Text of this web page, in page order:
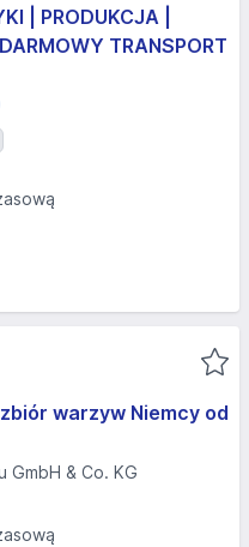
| PRODUKCJA |
TRANSPORT
warzyw Niemcy od
GmbH & Co. KG